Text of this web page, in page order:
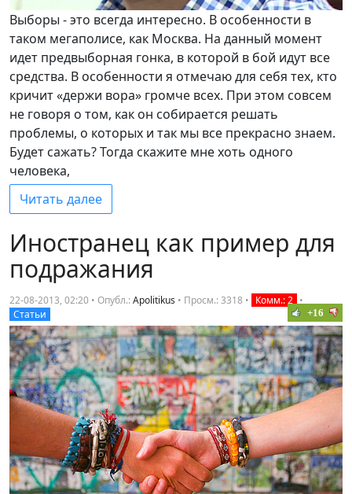
Выборы - это всегда интересно. В особенности в
таком мегаполисе, как Москва. На данный момент
идет предвыборная гонка, в которой в бой идут все
средства. В особенности я отмечаю для себя тех, кто
кричит «держи вора» громче всех. При этом совсем
не говоря о том, как он собирается решать
проблемы, о которых и так мы все прекрасно знаем.
Будет сажать? Тогда скажите мне хоть одного
человека,
Читать далее
Иностранец как пример для
подражания
22-08-2013, 02:20 • Опубл.:Apolitikus • Просм.: 3318 • Комм.: 2 •
Статьи
+16